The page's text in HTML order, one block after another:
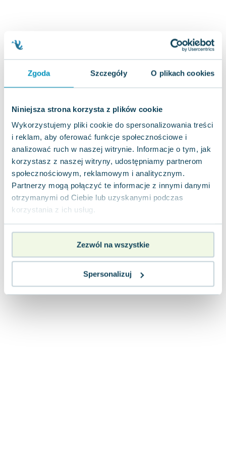
Zgoda Szczegóły O plikach cookies
Niniejsza strona korzysta z plików cookie
Wykorzystujemy pliki cookie do spersonalizowania treści
i reklam, aby oferować funkcje społecznościowe i
analizować ruch w naszej witrynie. Informacje o tym, jak
korzystasz z naszej witryny, udostępniamy partnerom
społecznościowym, reklamowym i analitycznym.
Partnerzy mogą połączyć te informacje z innymi danymi
otrzymanymi od Ciebie lub uzyskanymi podczas
korzystania z ich usług.
Zezwól na wszystkie
Spersonalizuj
Oscar Wilde
Małgorzata Ohme
Maddie Ziegler
Leszek Czarnecki
Maria Seweryn
Janina Zającówna
Eric Helms
Anna Prus (oprac.)
Nela Mała Reporterka
Agnieszka Maciąg
Barbara Wrzesińska
Terry Pratchett
Lorraine Warren
Lucinda Riley